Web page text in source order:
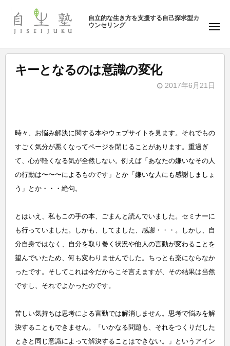
ン
自
塾
自立的な生き方を支援する自己探求型カ
ウンセリング
メ
ュ
ー
キーとなるのは意識の変化
2017年6月21日
生
塾
時々、お悩み解決に関する本やウェブサイトを見ます。それでもの
すごく気分が悪くなってページを閉じることがあります。重過ぎ
て、心が軽くなる気が全然しない。例えば「あなたの嫌いなその人
の行動は〜〜〜によるものです」とか「嫌いな人にも感謝しましょ
う」とか・・・絶句。
とはいえ、私もこの手の本、ごまんと読んでいました。セミナーに
も行っていました。しかも、してました、感謝・・・。しかし、自
分自身ではなく、自分を取り巻く状況や他人の言動が変わることを
望んでいたため、何も変わりませんでした。ちっとも楽にならなか
ったです。そしてこれは今だからこそ言えますが、その結果は当然
ですし、それでよかったのです。
苦しい気持ちは思考による言動では解消しません。思考で悩みを解
決することもできません。「いかなる問題も、それをつくりだした
ときと同じ意識によって解決することはできない。」というアイン